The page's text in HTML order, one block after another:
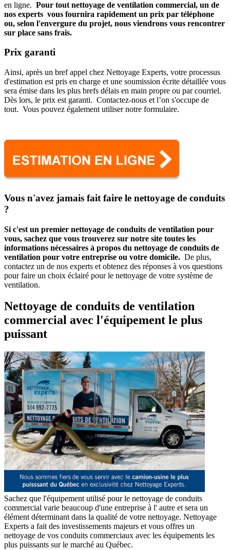
en ligne. Pour tout nettoyage de ventilation commercial, un de
nos experts vous fournira rapidement un prix par téléphone
ou, selon l'envergure du projet, nous viendrons vous rencontrer
sur place sans frais.
Prix garanti
Ainsi, après un bref appel chez Nettoyage Experts, votre processus
d'estimation est pris en charge et une soumission écrite détaillée vous
sera émise dans les plus brefs délais en main propre ou par courriel.
Dès lors, le prix est garanti. Contactez-nous et l’on s'occupe de
tout. Vous pouvez également utiliser notre formulaire.
Vous n'avez jamais fait faire le nettoyage de conduits
?
Si c'est un premier nettoyage de conduits de ventilation pour
vous, sachez que vous trouverez sur notre site toutes les
informations nécessaires à propos du nettoyage de conduits de
ventilation pour votre entreprise ou votre domicile. De plus,
contactez un de nos experts et obtenez des réponses à vos questions
pour faire un choix éclairé pour le nettoyage de votre système de
ventilation.
Nettoyage de conduits de ventilation
commercial avec l'équipement le plus
puissant
Sachez que l'équipement utilisé pour le nettoyage de conduits
commercial varie beaucoup d'une entreprise à l' autre et sera un
élément déterminant dans la qualité de votre nettoyage. Nettoyage
Experts a fait des investissements majeurs et vous offres un
nettoyage de vos conduits commerciaux avec les équipements les
plus puissants sur le marché au Québec.